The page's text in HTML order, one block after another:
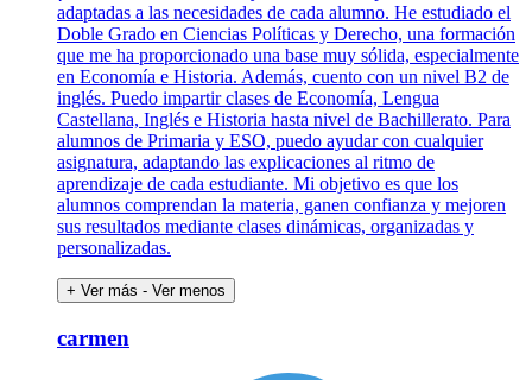
adaptadas a las necesidades de cada alumno. He estudiado el
Doble Grado en Ciencias Políticas y Derecho, una formación
que me ha proporcionado una base muy sólida, especialmente
en Economía e Historia. Además, cuento con un nivel B2 de
inglés. Puedo impartir clases de Economía, Lengua
Castellana, Inglés e Historia hasta nivel de Bachillerato. Para
alumnos de Primaria y ESO, puedo ayudar con cualquier
asignatura, adaptando las explicaciones al ritmo de
aprendizaje de cada estudiante. Mi objetivo es que los
alumnos comprendan la materia, ganen confianza y mejoren
sus resultados mediante clases dinámicas, organizadas y
personalizadas.
+ Ver más - Ver menos
carmen